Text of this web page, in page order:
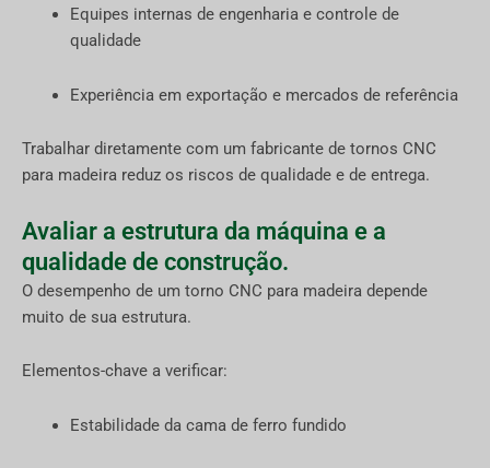
Equipes internas de engenharia e controle de
qualidade
Experiência em exportação e mercados de referência
Trabalhar diretamente com um fabricante de tornos CNC
para madeira reduz os riscos de qualidade e de entrega.
Avaliar a estrutura da máquina e a
qualidade de construção.
O desempenho de um torno CNC para madeira depende
muito de sua estrutura.
Elementos-chave a verificar:
Estabilidade da cama de ferro fundido